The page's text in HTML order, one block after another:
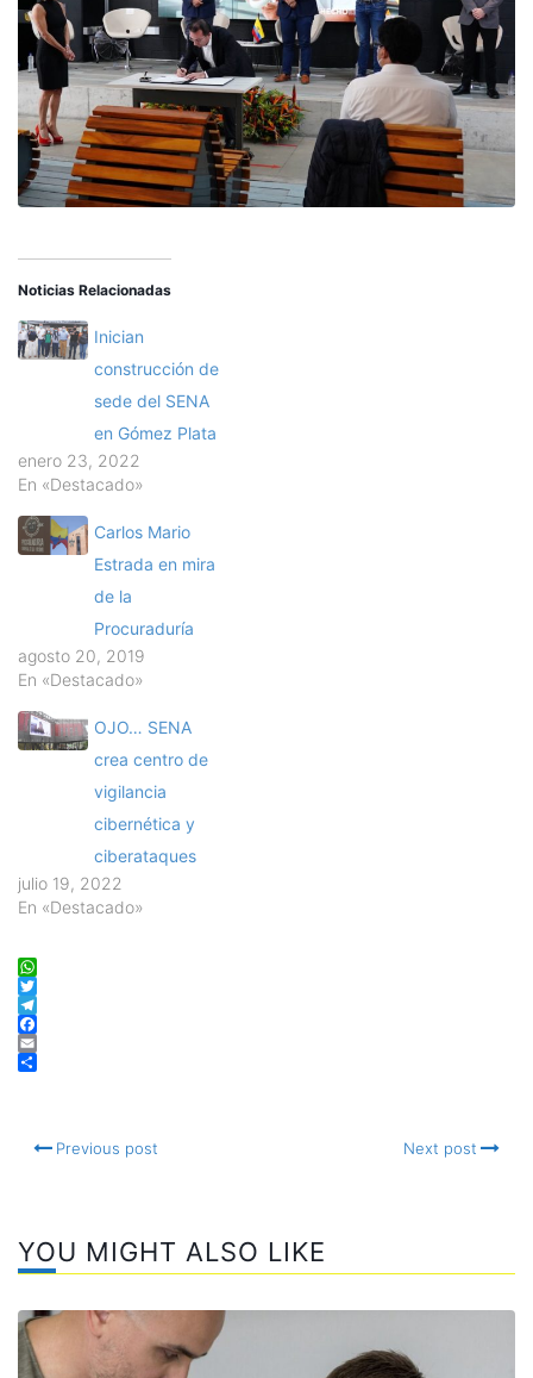
Noticias Relacionadas
Inician
construcción de
sede del SENA
en Gómez Plata
enero 23, 2022
En «Destacado»
Carlos Mario
Estrada en mira
de la
Procuraduría
agosto 20, 2019
En «Destacado»
OJO… SENA
crea centro de
vigilancia
cibernética y
ciberataques
julio 19, 2022
En «Destacado»
WhatsApp
Twitter
Telegram
Facebook
Email
Previous post Next post
YOU MIGHT ALSO LIKE